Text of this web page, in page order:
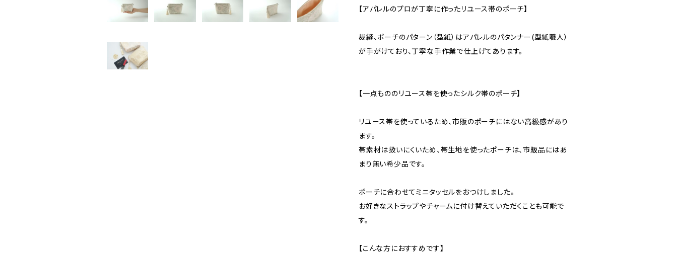
【アパレルのプロが丁寧に作ったリユース帯のポーチ】
裁縫、ポーチのパターン（型紙）はアパレルのパタンナー(型紙職人）
が手がけており、丁寧な手作業で仕上げてあります。
【一点もののリユース帯を使ったシルク帯のポーチ】
リユース帯を使っているため、市販のポーチにはない高級感があり
ます。
帯素材は扱いにくいため、帯生地を使ったポーチは、市販品にはあ
まり無い希少品です。
ポーチに合わせてミニタッセルをおつけしました。
お好きなストラップやチャームに付け替えていただくことも可能で
す。
【こんな方におすすめです】